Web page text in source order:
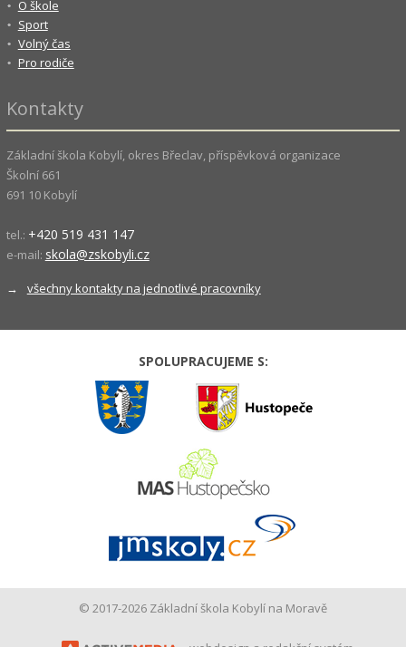
O škole
Sport
Volný čas
Pro rodiče
Kontakty
Základní škola Kobylí, okres Břeclav, příspěvková organizace
Školní 661
691 10 Kobylí
tel.: +420 519 431 147
e-mail: skola@zskobyli.cz
→ všechny kontakty na jednotlivé pracovníky
SPOLUPRACUJEME S:
© 2017-2026 Základní škola Kobylí na Moravě